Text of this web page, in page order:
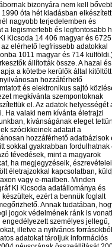
bizonyára nem kell
óta hét kiadásban elkészített
nagyobb terjedelemben és
a legismertebb és legfontosabb
Kicsoda 14 406 magyar és 6725
elérhető legfrissebb adatokkal
1011 magyar és 714
állították össze. A hazai és
a kötetbe kerülők által kitöltött
hozzáférhető
és elektronikus sajtó
megkívánta szempontoknak
el. Az adatok helyességét
Ha valaki nem kívánta életrajzi
kívánságának eleget
szócikkeinek adatait a
hozzáférhető adatbázisok
sokkal gyakrabban fordulhatnak
tévedések, mint a magyarok
ha megjegyzéseik,
életrajzokkal kapcsolatban,
vagy e-mailben. Minden
Ki Kicsoda adatállománya és
ezért a bennük foglalt
Annak tudatában,
jogok védelmének ránk is
engedélyezett személyes jellegű,
illetve a nyilvános forrásokból
adatokat tároljuk információs